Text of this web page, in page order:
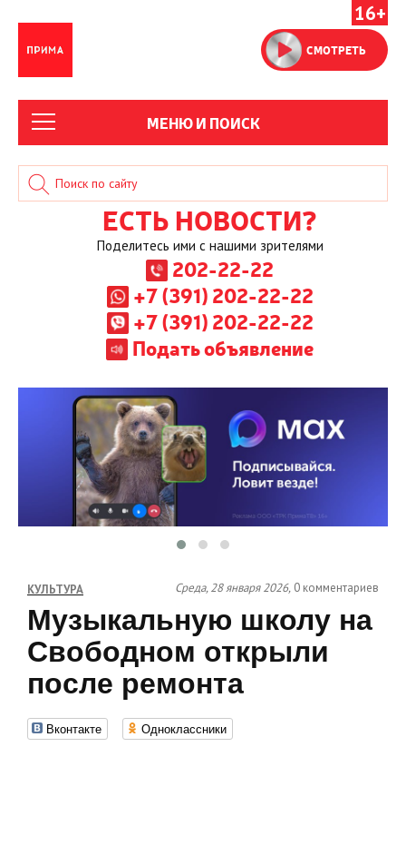
16+
СМОТРЕТЬ
МЕНЮ И ПОИСК
ЕСТЬ НОВОСТИ?
Поделитесь ими с нашими зрителями
202-22-22
+7 (391) 202-22-22
+7 (391) 202-22-22
Подать объявление
КУЛЬТУРА Среда, 28 января 2026, 0 комментариев
Музыкальную школу на
Свободном открыли
после ремонта
Вконтакте Одноклассники